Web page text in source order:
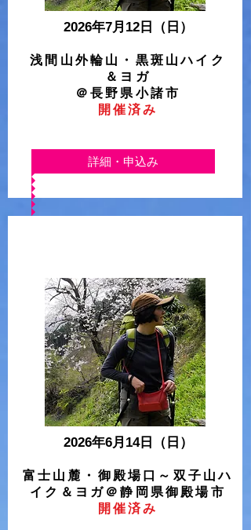
2026年7月12日 （日）
浅間山外輪山・黒斑山ハイク
＆ヨガ
＠長野県小諸市
​開催済み
詳細・申込み
2026年6月14日 （日）
富士山麓・御殿場口～双子山ハ
イク＆ヨガ ＠静岡県御殿場市
開催済み